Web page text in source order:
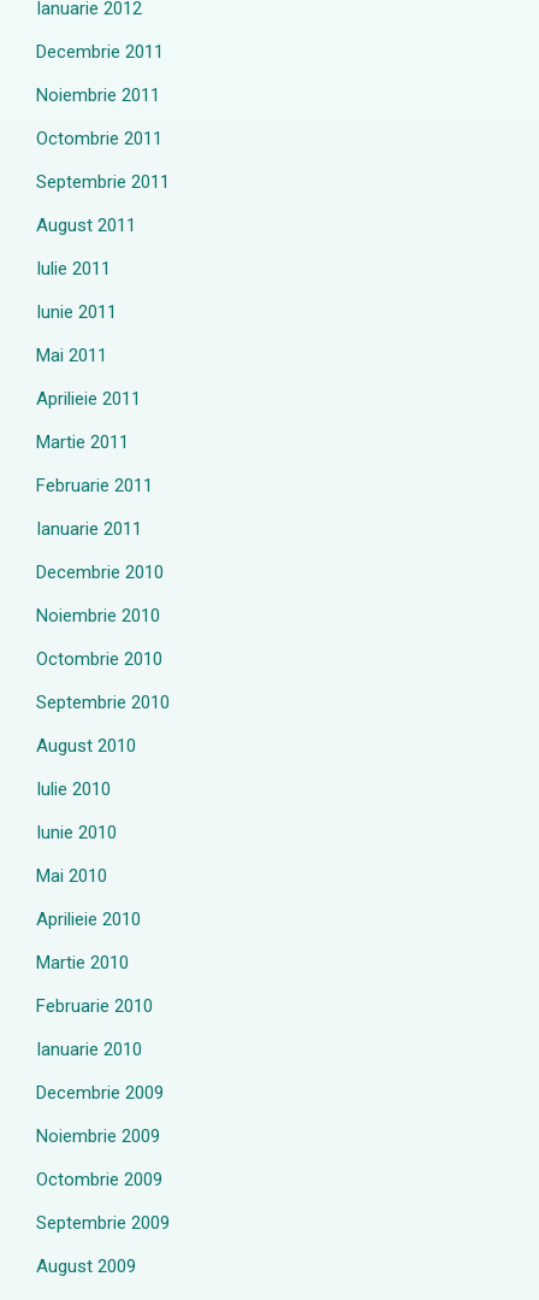
Ianuarie 2012
Decembrie 2011
Noiembrie 2011
Octombrie 2011
Septembrie 2011
August 2011
Iulie 2011
Iunie 2011
Mai 2011
Aprilieie 2011
Martie 2011
Februarie 2011
Ianuarie 2011
Decembrie 2010
Noiembrie 2010
Octombrie 2010
Septembrie 2010
August 2010
Iulie 2010
Iunie 2010
Mai 2010
Aprilieie 2010
Martie 2010
Februarie 2010
Ianuarie 2010
Decembrie 2009
Noiembrie 2009
Octombrie 2009
Septembrie 2009
August 2009